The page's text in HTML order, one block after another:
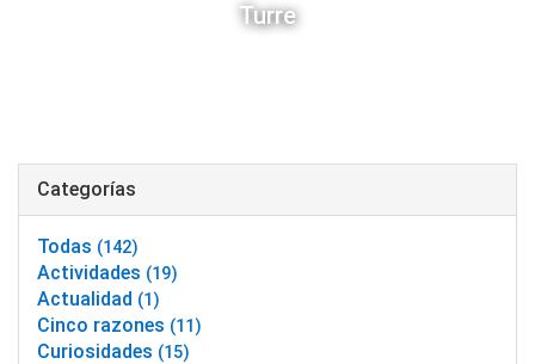
Turre
Categorías
Todas (142)
Actividades (19)
Actualidad (1)
Cinco razones (11)
Curiosidades (15)